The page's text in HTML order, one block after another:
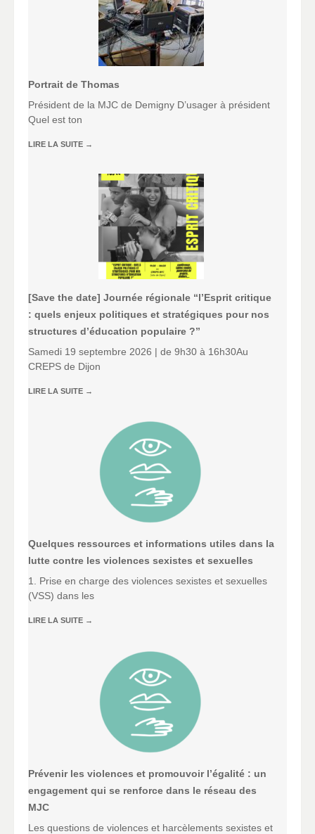
Portrait de Thomas
Président de la MJC de Demigny D’usager à président
Quel est ton
LIRE LA SUITE →
[Save the date] Journée régionale “l’Esprit critique
: quels enjeux politiques et stratégiques pour nos
structures d’éducation populaire ?”
Samedi 19 septembre 2026 | de 9h30 à 16h30Au
CREPS de Dijon
LIRE LA SUITE →
Quelques ressources et informations utiles dans la
lutte contre les violences sexistes et sexuelles
1. Prise en charge des violences sexistes et sexuelles
(VSS) dans les
LIRE LA SUITE →
Prévenir les violences et promouvoir l’égalité : un
engagement qui se renforce dans le réseau des
MJC
Les questions de violences et harcèlements sexistes et